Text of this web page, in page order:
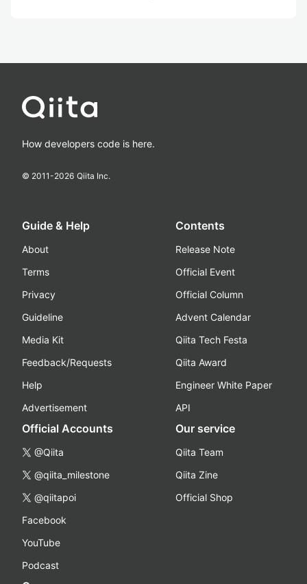
How developers code is here.
© 2011-2026 Qiita Inc.
Guide & Help
About
Terms
Privacy
Guideline
Media Kit
Feedback/Requests
Help
Advertisement
Contents
Release Note
Official Event
Official Column
Advent Calendar
Qiita Tech Festa
Qiita Award
Engineer White Paper
API
Official Accounts
@Qiita
@qiita_milestone
@qiitapoi
Facebook
YouTube
Podcast
Our service
Qiita Team
Qiita Zine
Official Shop